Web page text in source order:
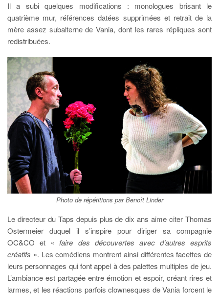
Il a subi quelques modifications : monologues brisant le
quatrième mur, références datées supprimées et retrait de la
mère assez subalterne de Vania, dont les rares répliques sont
redistribuées.
Photo de répétitions par Benoît Linder
Le directeur du Taps depuis plus de dix ans aime citer Thomas
Ostermeier duquel il s’inspire pour diriger sa compagnie
OC&CO et « faire des découvertes avec d’autres esprits
créatifs ». Les comédiens montrent ainsi différentes facettes de
leurs personnages qui font appel à des palettes multiples de jeu.
L’ambiance est partagée entre émotion et espoir, créant rires et
larmes, et les réactions parfois clownesques de Vania forcent le